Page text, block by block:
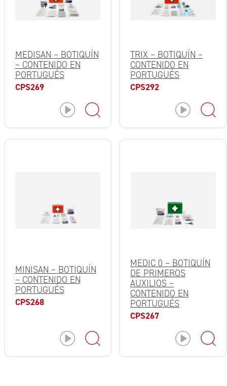
MEDISAN – BOTIQUÍN
– CONTENIDO EN
PORTUGUÉS
CPS269
TRIX – BOTIQUÍN –
CONTENIDO EN
PORTUGUÉS
CPS292
MINISAN – BOTIQUÍN
– CONTENIDO EN
PORTUGUÉS
CPS268
MEDIC 0 – BOTIQUÍN
DE PRIMEROS
AUXILIOS –
CONTENIDO EN
PORTUGUÉS
CPS267